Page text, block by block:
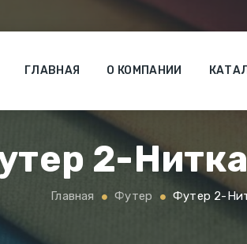
ГЛАВНАЯ О КОМПАНИИ
2-
Главная Футер Футер 2-